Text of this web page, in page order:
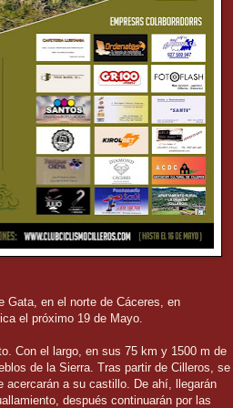
Gata, en el norte de Cáceres, en
el próximo 19 de Mayo.
Con el largo, en sus 75 km y 1500 m de
de la Sierra. Tras partir de Cilleros, se
acercarán a su castillo. De ahí, llegarán
después continuarán por las